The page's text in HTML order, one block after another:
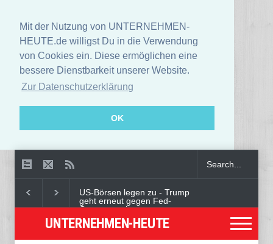
Mit der Nutzung von UNTERNEHMEN-
HEUTE.de willigst Du in die Verwendung
von Cookies ein. Diese ermöglichen eine
bessere Dienstbarkeit unserer Website.
Zur Datenschutzerklärung
OK
US-Börsen legen zu - Trump
geht erneut gegen Fed-
Gouverneurin vor
UNTERNEHMEN-HEUTE